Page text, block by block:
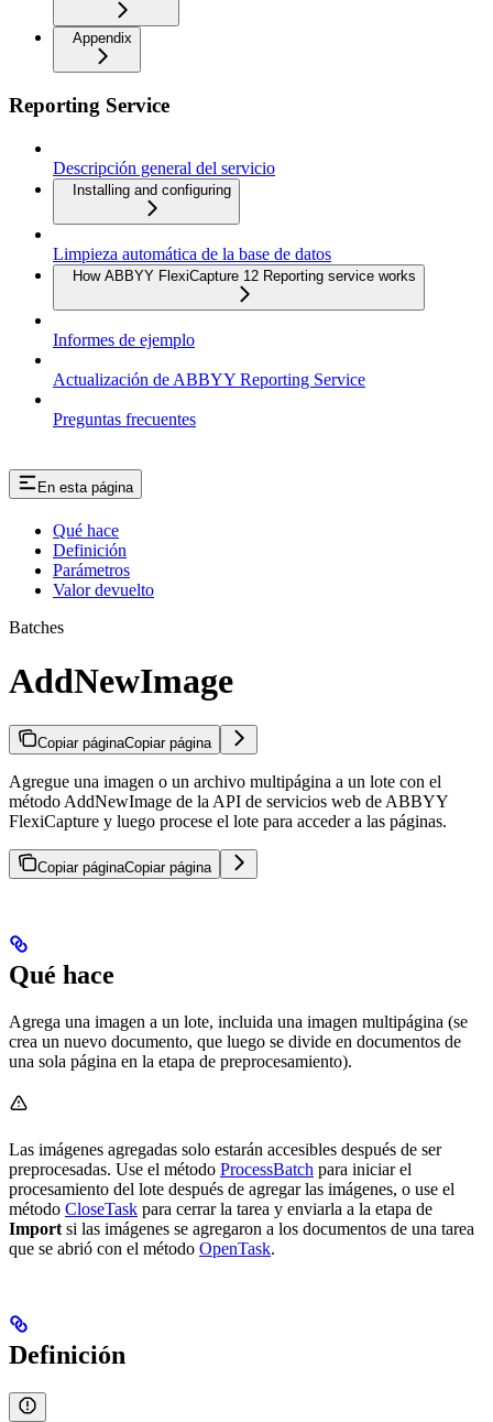
Appendix
Reporting Service
Descripción general del servicio
Installing and configuring
Limpieza automática de la base de datos
How ABBYY FlexiCapture 12 Reporting service works
Informes de ejemplo
Actualización de ABBYY Reporting Service
Preguntas frecuentes
En esta página
Qué hace
Definición
Parámetros
Valor devuelto
Batches
AddNewImage
Copiar páginaCopiar página
Agregue una imagen o un archivo multipágina a un lote con el
método AddNewImage de la API de servicios web de ABBYY
FlexiCapture y luego procese el lote para acceder a las páginas.
Copiar páginaCopiar página
Qué hace
Agrega una imagen a un lote, incluida una imagen multipágina (se
crea un nuevo documento, que luego se divide en documentos de
una sola página en la etapa de preprocesamiento).
Las imágenes agregadas solo estarán accesibles después de ser
preprocesadas. Use el método ProcessBatch para iniciar el
procesamiento del lote después de agregar las imágenes, o use el
método CloseTask para cerrar la tarea y enviarla a la etapa de
Import si las imágenes se agregaron a los documentos de una tarea
que se abrió con el método OpenTask.
Definición